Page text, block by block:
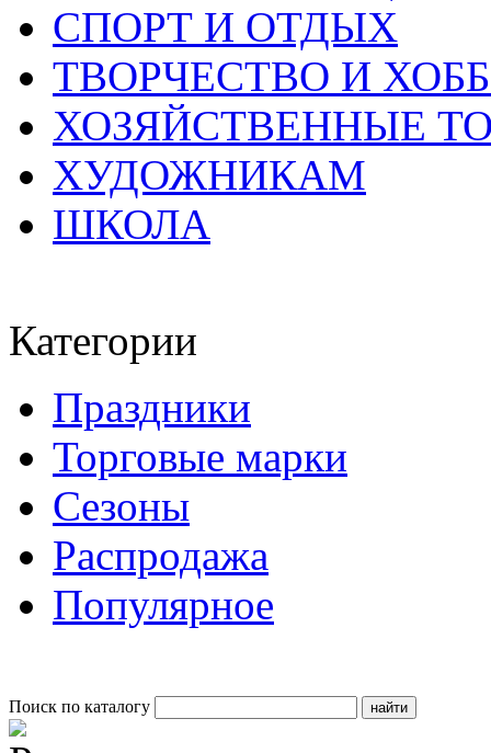
СПОРТ И ОТДЫХ
ТВОРЧЕСТВО И
ХОЗЯЙСТВЕННЫЕ
ХУДОЖНИКАМ
ШКОЛА
Категории
Праздники
Торговые марки
Сезоны
Распродажа
Популярное
Поиск по каталогу